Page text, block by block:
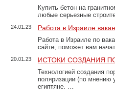
Купить бетон на
любые серьезные
24.01.23 Работа в Израиле
Работа в Израиле по
сайте, поможет вам
20.01.23 ИСТОКИ СОЗДАНИЯ
Технологией создания
поляризации (по
египтяне. …